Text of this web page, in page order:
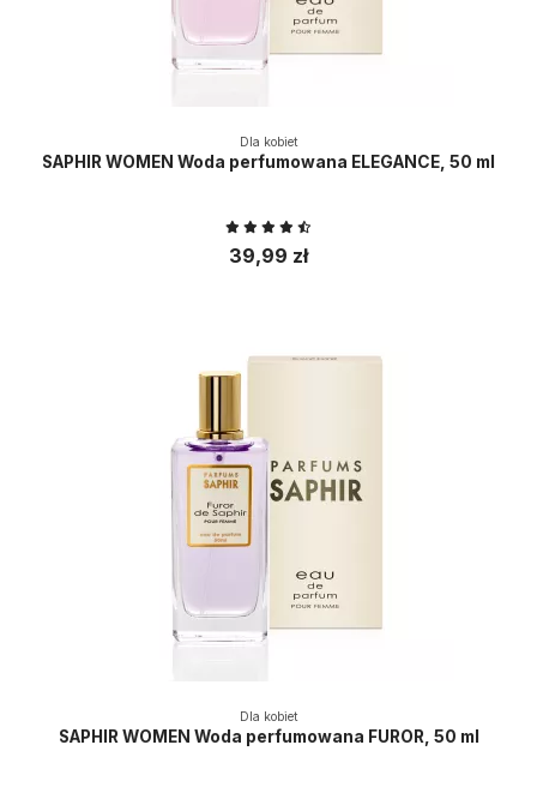
Dla kobiet
SAPHIR WOMEN Woda perfumowana ELEGANCE, 50 ml
39,99 zł
Dla kobiet
SAPHIR WOMEN Woda perfumowana FUROR, 50 ml